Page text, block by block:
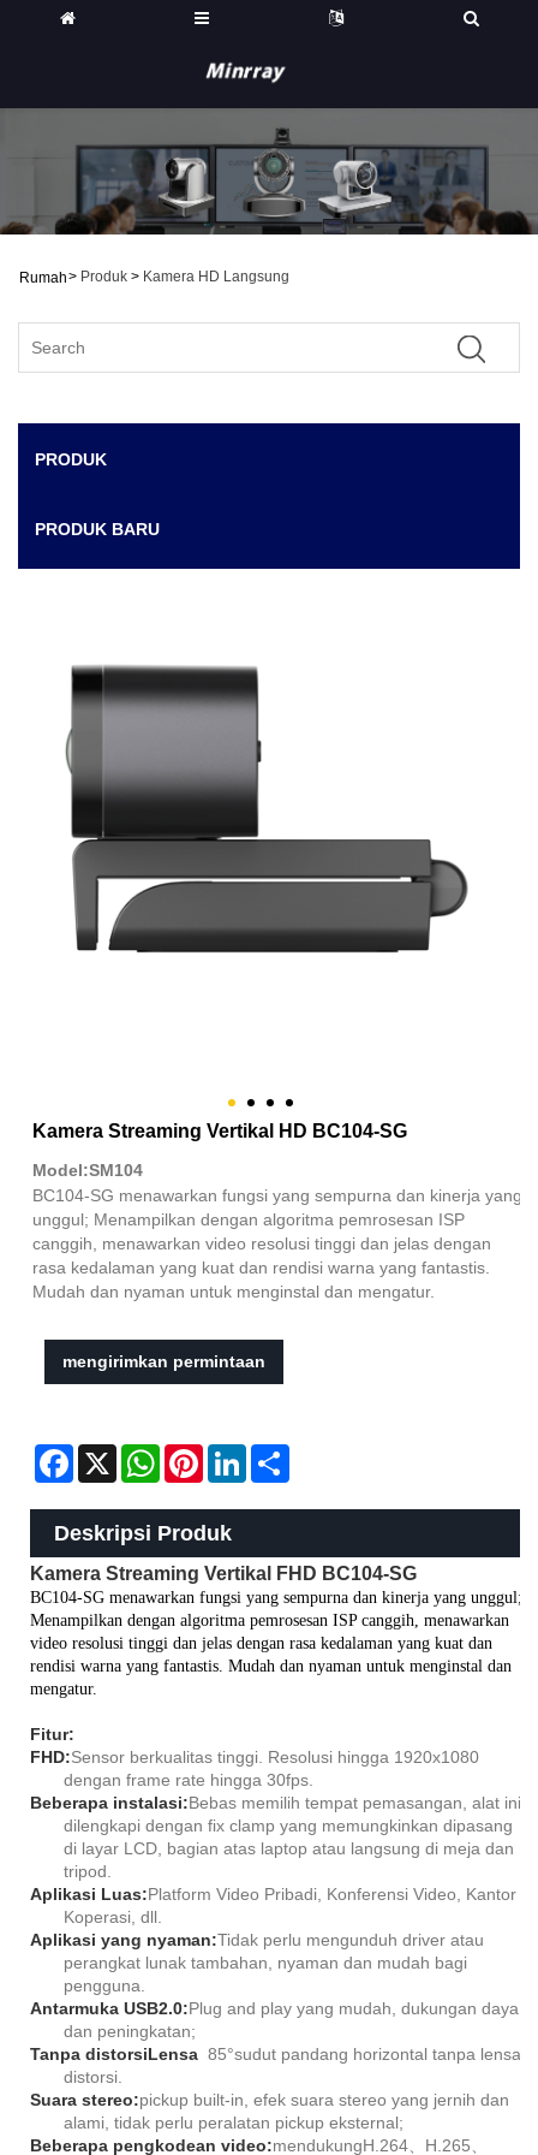
Rumah> Produk > Kamera HD Langsung
PRODUK
PRODUK BARU
Kamera Streaming Vertikal HD BC104-SG
Model:SM104
BC104-SG menawarkan fungsi yang sempurna dan kinerja yang
unggul; Menampilkan dengan algoritma pemrosesan ISP
canggih, menawarkan video resolusi tinggi dan jelas dengan
rasa kedalaman yang kuat dan rendisi warna yang fantastis.
Mudah dan nyaman untuk menginstal dan mengatur.
mengirimkan permintaan
Facebook
X WhatsAppPinterestLinkedIn
Deskripsi Produk
Kamera Streaming Vertikal FHD BC104-SG
BC104-SG menawarkan fungsi yang sempurna dan kinerja yang unggul;
Menampilkan dengan algoritma pemrosesan ISP canggih, menawarkan
video resolusi tinggi dan jelas dengan rasa kedalaman yang kuat dan
rendisi warna yang fantastis. Mudah dan nyaman untuk menginstal dan
mengatur.
Fitur:
FHD:Sensor berkualitas tinggi. Resolusi hingga 1920x1080
dengan frame rate hingga 30fps.
Beberapa instalasi:Bebas memilih tempat pemasangan, alat ini
dilengkapi dengan fix clamp yang memungkinkan dipasang
di layar LCD, bagian atas laptop atau langsung di meja dan
tripod.
Aplikasi Luas:Platform Video Pribadi, Konferensi Video, Kantor
Koperasi, dll.
Aplikasi yang nyaman:Tidak perlu mengunduh driver atau
perangkat lunak tambahan, nyaman dan mudah bagi
pengguna.
Antarmuka USB2.0:Plug and play yang mudah, dukungan daya
dan peningkatan;
Tanpa distorsiLensa 85°sudut pandang horizontal tanpa lensa
distorsi
Suara stereo:pickup built-in, efek suara stereo yang jernih dan
alami, tidak perlu peralatan pickup eksternal;
Beberapa pengkodean video:mendukungH.264 H.265